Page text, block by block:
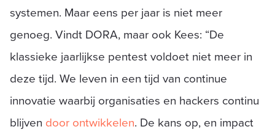
systemen. Maar eens per jaar is niet meer
genoeg. Vindt DORA, maar ook Kees: “De
klassieke jaarlijkse pentest voldoet niet meer in
deze tijd. We leven in een tijd van continue
innovatie waarbij organisaties en hackers continu
blijven door ontwikkelen. De kans op, en impact